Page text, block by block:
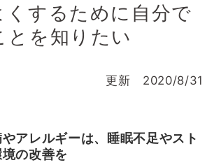
くするために自分で
とを知りたい
更新 2020/8/31
アレルギーは、睡眠不足やスト
の改善を